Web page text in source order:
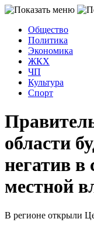
Общество
Политика
Экономика
ЖКХ
ЧП
Культура
Спорт
области
негатив в
местной
В регионе открыли